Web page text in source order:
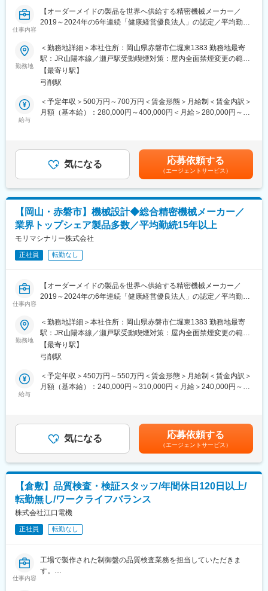
また、休日対応は2ヶ月に1回程度発生する場合がありますが、そ
の際は振替休日の取得を推奨しており、希望に応じて手当として
給与に反映することも可能です。
■本ポジションの魅力：
《1》生活を支える“食インフラ”分野で安定したキャリアが築ける
鶏卵の選別・包装・加工といった工程は日常生活に欠かせない領
域であり、景気に左右されにくく、長期的な需要が見込まれる分
り、社会を支える実感を持ちながら働くことができます。
《2》機械・電気の両軸で手に職をつける環境
ればいいか」といった改善にも関われるようになり、「手に職」
をつけたい方にとって非常に魅力的な環境です。
■当社について：
当社は、鶏卵の選別・洗浄・包装・加工といった工程を自動化す
る機械メーカーとして、食を支えるインフラ分野に特化していま
す。
卵は日常生活に欠かせない食品であり、その生産・流通を支える
当社の事業は景気の影響を受けにくく、安定した需要が見込まれ
る点が大きな特徴です。
仕事内容
【オーダーメイドの製品を世界へ供給する精密機械メーカー／
2019～2024年の6年連続「健康経営優良法人」の認定／平均勤続
■業務内容：
当社が生産する生産設備のPLC設計を担当頂きます。
主に装置の制御設計（ハード・ソフト）→制御盤製作→機内電装
工事→試運転調整→現地据付けなどの一連の電機業務に従事しま
す。
設計メンバーとしての実務面をお任せしたり、若手メンバーの技
や要求を確認し合って作業を分担したり、制御や電装関連の技術
的な打合せが必要な場合には顧客との打ち合わせにも同席し、仕
電機部は30名程在籍しており、その中で電気設計職は5名程とな
っています。
■やりがい：
主に鉄鋼・金属メーカーを対象とした成形機製品と、主に工作機
械メーカーを対象としたATC製品共に、顧客の生産・作業計画毎
に、微妙に制御タイミングが異なります。
ほぼ特注仕様で1製品1製品の制御仕様が異なりますので、常に面
白さがあります。
《1》業界トップクラスの技術力を誇り、納入企業数は1,700社を
超え、数々の分野で「国内シェアNo.1」を達成しています。
《2》徹底的な効率化により、品質を第一としながらも迅速且つ柔
軟な商品提供を実現しています。
様のご要望や状況に合わせて最適なサポートを行っています。
スを達成しています。また、お客様のご要望と時代のニーズに迅
速・柔軟に対応し、世界のメーカーのモノづくりを支える総合精
密機械メーカーとして進化し続けています。
変更の範囲：会社の定める業務
勤務地
＜勤務地詳細＞本社住所：岡山県赤磐市仁堀東1383 勤務地最寄
駅：JR山陽本線／瀬戸駅受動喫煙対策：屋内全面禁煙変更の範
囲：無
【最寄り駅】
弓削駅
給与
＜予定年収＞500万円～700万円＜賃金形態＞月給制＜賃金内訳＞
月額（基本給）：280,000円～400,000円＜月給＞280,000円～
賃金はあくまでも目安の金額であり、選考を通じて上下する可能
性があります。月給(月額)は固定手当を含めた表記です。
気になる 応募依頼する
（エージェントサービス）
【岡山・赤磐市】機械設計◆総合精密機械メーカー／
業界トップシェア製品多数／平均勤続15年以上
モリマシナリー株式会社
正社員 転勤なし
仕事内容
【オーダーメイドの製品を世界へ供給する精密機械メーカー／
2019～2024年の6年連続「健康経営優良法人」の認定／平均勤続
■業務内容：
当社が生産するFA・生産設備の機械設計を担当頂きます。
設計する機械は機械部品を作り出す機械ですが、その切削加工に
必要な工具を自動的に交換・搬送・収納することを目的とした
ATC（自動工具交換装置）の機械設計を担当しています。
＜具体的には・・・＞
※扱う製品の大きさについては5m～大きいもので100mものもあり
ます。1製品の平均開発期間については、平均4か月程となりま
通常は２D/３D-CAD（icad（富士通））を使用したデスクワーク
が主ですが、製造現場と密に連携を取りながら製造指導・装置テ
スト・改良などに柔軟に対応することも重要な役割です。
機械設計が中心ですが、新規案件の際は電気設計担当と仕様や要
求を確認し合って作業を分担したり、技術的な打合せが必要な場
合には顧客との打ち合わせにも同席し、仕様決定にも携わりま
す。
■やりがい：
主に鉄鋼・金属メーカーを対象とした成形機製品と、主に工作機
勤務地
＜勤務地詳細＞本社住所：岡山県赤磐市仁堀東1383 勤務地最寄
駅：JR山陽本線／瀬戸駅受動喫煙対策：屋内全面禁煙変更の範
囲：無
【最寄り駅】
弓削駅
給与
＜予定年収＞450万円～550万円＜賃金形態＞月給制＜賃金内訳＞
月額（基本給）：240,000円～310,000円＜月給＞240,000円～
賃金はあくまでも目安の金額であり、選考を通じて上下する可能
性があります。月給(月額)は固定手当を含めた表記です。
気になる 応募依頼する
（エージェントサービス）
【倉敷】品質検査・検証スタッフ/年間休日120日以上/
転勤無し/ワークライフバランス
株式会社江口電機
正社員 転勤なし
仕事内容
工場で製作された制御盤の品質検査業務を担当していただきま
す。